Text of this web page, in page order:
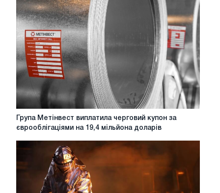
глобальні
боргові
індекси
ринків,
що
розвиваються
Група
Метінвест
єврооблігаціями
Група Метінвест виплатила черговий купон за
єврооблігаціями на 19,4 мільйона доларів